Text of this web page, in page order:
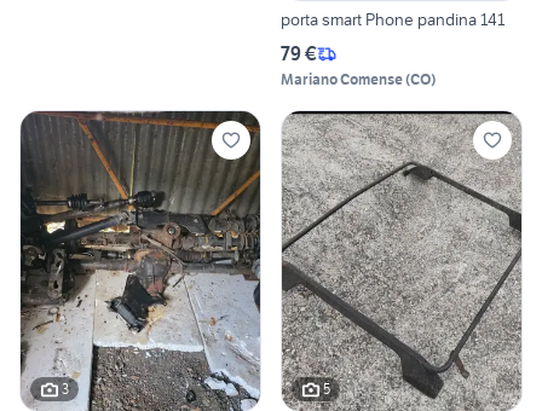
porta smart Phone pandina 141
79 €
Mariano Comense(CO)
3 5